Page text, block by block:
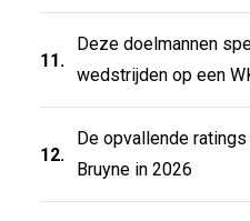
11.
Deze doelmannen
wedstrijden op een
12.
De opvallende
Bruyne in 2026